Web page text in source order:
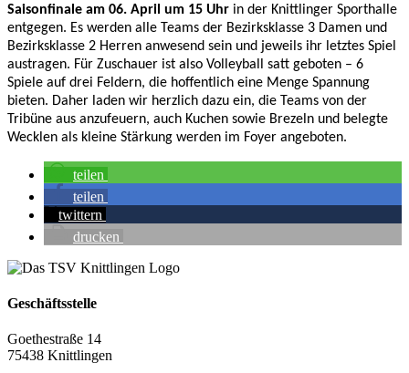
Saisonfinale am 06. April um 15 Uhr in der Knittlinger Sporthalle
entgegen. Es werden alle Teams der Bezirksklasse 3 Damen und
Bezirksklasse 2 Herren anwesend sein und jeweils ihr letztes Spiel
austragen. Für Zuschauer ist also Volleyball satt geboten – 6
Spiele auf drei Feldern, die hoffentlich eine Menge Spannung
bieten. Daher laden wir herzlich dazu ein, die Teams von der
Tribüne aus anzufeuern, auch Kuchen sowie Brezeln und belegte
Wecklen als kleine Stärkung werden im Foyer angeboten.
teilen
teilen
twittern
drucken
Geschäftsstelle
Goethestraße 14
75438 Knittlingen